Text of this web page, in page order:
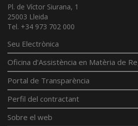
Pl. de Víctor Siurana, 1
25003 Lleida
Tel. +34 973 702 000
Seu Electrònica
Oficina d'Assistència en Matèria de
Portal de Transparència
Perfil del contractant
Sobre el web